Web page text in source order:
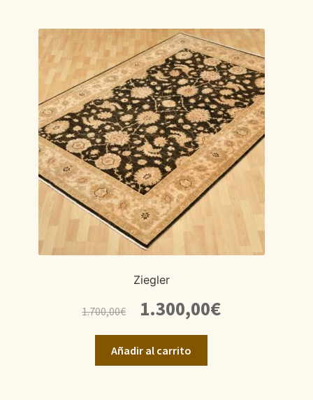
Ziegler
1.700,00€
precio
original
era:
1.700,00€.
1.300,00€El
precio
Añadir al carrito